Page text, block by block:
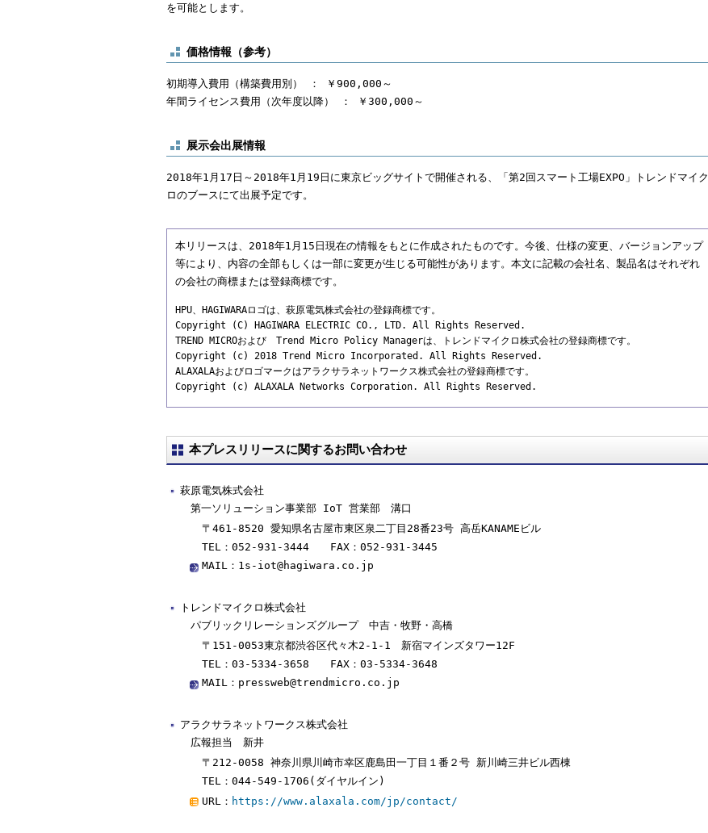
を可能とします。
価格情報（参考）
初期導入費用（構築費用別） ： ￥900,000～
年間ライセンス費用（次年度以降） ： ￥300,000～
展示会出展情報
2018年1月17日～2018年1月19日に東京ビッグサイトで開催される、「第2回スマート工場EXPO」トレンドマイク
ロのブースにて出展予定です。
本リリースは、2018年1月15日現在の情報をもとに作成されたものです。今後、仕様の変更、バージョンアップ
等により、内容の全部もしくは一部に変更が生じる可能性があります。本文に記載の会社名、製品名はそれぞれ
の会社の商標または登録商標です。
HPU、HAGIWARAロゴは、萩原電気株式会社の登録商標です。
Copyright (C) HAGIWARA ELECTRIC CO., LTD. All Rights Reserved.
TREND MICROおよび Trend Micro Policy Managerは、トレンドマイクロ株式会社の登録商標です。
Copyright (c) 2018 Trend Micro Incorporated. All Rights Reserved.
ALAXALAおよびロゴマークはアラクサラネットワークス株式会社の登録商標です。
Copyright (c) ALAXALA Networks Corporation. All Rights Reserved.
本プレスリリースに関するお問い合わせ
萩原電気株式会社
第一ソリューション事業部 IoT 営業部 溝口
〒461-8520 愛知県名古屋市東区泉二丁目28番23号 高岳KANAMEビル
TEL：052-931-3444 FAX：052-931-3445
MAIL：1s-iot@hagiwara.co.jp
トレンドマイクロ株式会社
パブリックリレーションズグループ 中吉・牧野・高橋
〒151-0053東京都渋谷区代々木2-1-1 新宿マインズタワー12F
TEL：03-5334-3658 FAX：03-5334-3648
MAIL：pressweb@trendmicro.co.jp
アラクサラネットワークス株式会社
広報担当 新井
〒212-0058 神奈川県川崎市幸区鹿島田一丁目１番２号 新川崎三井ビル西棟
TEL：044-549-1706(ダイヤルイン)
URL： https://www.alaxala.com/jp/contact/